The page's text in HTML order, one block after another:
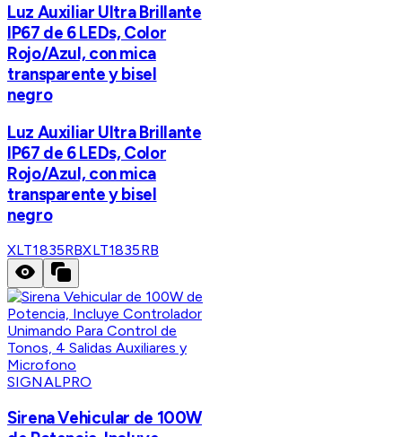
Luz Auxiliar Ultra Brillante
IP67 de 6 LEDs, Color
Rojo/Azul, con mica
transparente y bisel
negro
Luz Auxiliar Ultra Brillante
IP67 de 6 LEDs, Color
Rojo/Azul, con mica
transparente y bisel
negro
XLT1835RBXLT1835RB
SIGNALPRO
Sirena Vehicular de 100W